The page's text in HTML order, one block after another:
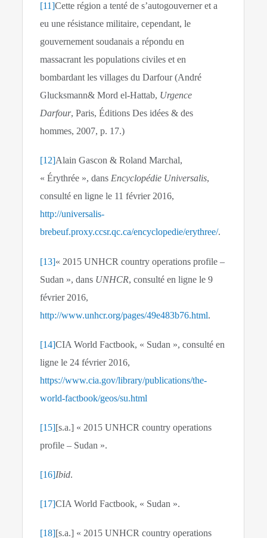
[11]Cette région a tenté de s’autogouverner et a
eu une résistance militaire, cependant, le
gouvernement soudanais a répondu en
massacrant les populations civiles et en
bombardant les villages du Darfour (André
Glucksmann& Mord el-Hattab, Urgence
Darfour, Paris, Éditions Des idées & des
hommes, 2007, p. 17.)
[12]Alain Gascon & Roland Marchal,
« Érythrée », dans Encyclopédie Universalis,
consulté en ligne le 11 février 2016,
http://universalis-
brebeuf.proxy.ccsr.qc.ca/encyclopedie/erythree/.
[13]« 2015 UNHCR country operations profile –
Sudan », dans UNHCR, consulté en ligne le 9
février 2016,
http://www.unhcr.org/pages/49e483b76.html.
[14]CIA World Factbook, « Sudan », consulté en
ligne le 24 février 2016,
https://www.cia.gov/library/publications/the-
world-factbook/geos/su.html
[15][s.a.] « 2015 UNHCR country operations
profile – Sudan ».
[16]Ibid.
[17]CIA World Factbook, « Sudan ».
[18] [s.a.] « 2015 UNHCR country operations